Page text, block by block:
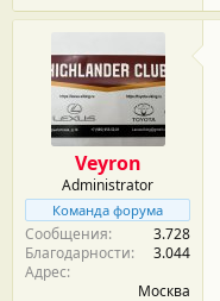
Veyron
Administrator
Команда форума
Сообщения
3.728
Благодарности
3.044
Адрес
Москва